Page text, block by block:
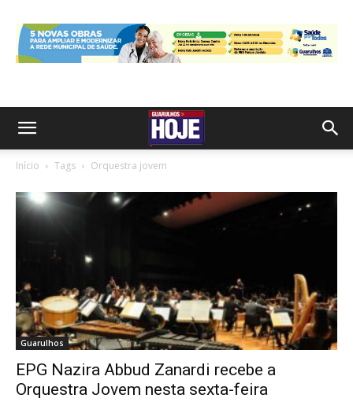
Início Tags Orquestra jovem
Guarulhos
EPG Nazira Abbud Zanardi recebe a
Orquestra Jovem nesta sexta-feira